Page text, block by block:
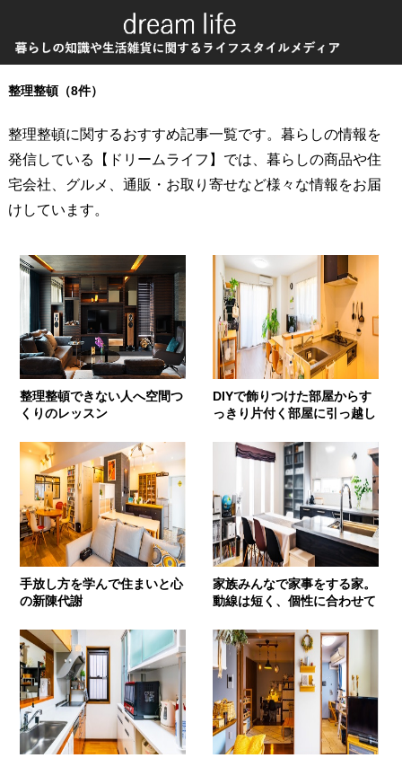
整理整頓（8件）
整理整頓に関するおすすめ記事一覧です。暮らしの情報を
発信している【ドリームライフ】では、暮らしの商品や住
宅会社、グルメ、通販・お取り寄せなど様々な情報をお届
けしています。
整理整頓できない人へ空間つ
くりのレッスン
DIYで飾りつけた部屋からす
っきり片付く部屋に引っ越し
手放し方を学んで住まいと心
の新陳代謝
家族みんなで家事をする家。
動線は短く、個性に合わせて